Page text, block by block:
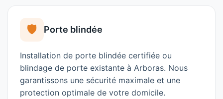
🛡️ Porte blindée
Installation de porte blindée certifiée ou
blindage de porte existante à Arboras. Nous
garantissons une sécurité maximale et une
protection optimale de votre domicile.